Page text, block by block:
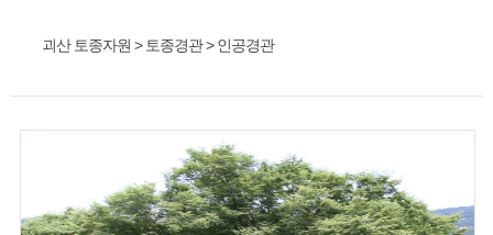
괴산 토종자원 > 토종경관 > 인공경관